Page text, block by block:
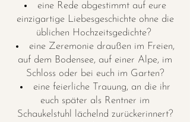
eine Rede abgestimmt auf eure
einzigartige Liebesgeschichte ohne die
üblichen Hochzeitsgedichte?
eine Zeremonie draußen im Freien,
auf dem Bodensee, auf einer Alpe, im
Schloss oder bei euch im Garten?
eine feierliche Trauung, an die ihr
euch später als Rentner im
Schaukelstuhl lächelnd zurückerinnert?